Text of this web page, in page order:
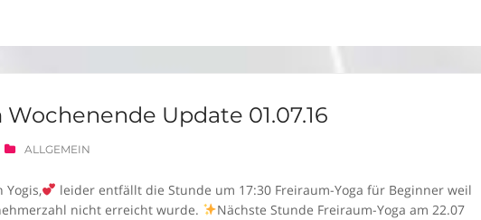
Update 01.07.16
ALLGEMEIN
Yogis,
leider entfällt die Stunde um 17:30 Freiraum-Yoga für Beginner weil
nicht erreicht wurde.
Nächste Stunde Freiraum-Yoga am 22.07